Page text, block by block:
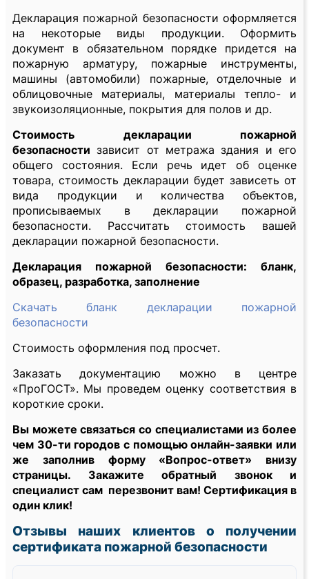
Декларация пожарной безопасности оформляется
на некоторые виды продукции. Оформить
документ в обязательном порядке придется на
пожарную арматуру, пожарные инструменты,
машины (автомобили) пожарные, отделочные и
облицовочные материалы, материалы тепло- и
звукоизоляционные, покрытия для полов и др.
Стоимость декларации пожарной
безопасности зависит от метража здания и его
общего состояния. Если речь идет об оценке
товара, стоимость декларации будет зависеть от
вида продукции и количества объектов,
прописываемых в декларации пожарной
безопасности. Рассчитать стоимость вашей
декларации пожарной безопасности.
Декларация пожарной безопасности: бланк,
образец, разработка, заполнение
Скачать бланк декларации пожарной
безопасности
Стоимость оформления под просчет.
Заказать документацию можно в центре
«ПроГОСТ». Мы проведем оценку соответствия в
короткие сроки.
Вы можете связаться со специалистами из более
чем 30-ти городов с помощью онлайн-заявки или
же заполнив форму «Вопрос-ответ» внизу
страницы. Закажите обратный звонок и
специалист сам перезвонит вам! Сертификация в
один клик!
Отзывы наших клиентов о получении
сертификата пожарной безопасности